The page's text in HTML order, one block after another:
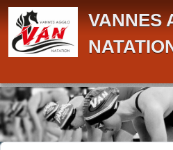
VANNES
Panneau de gestion des cookies